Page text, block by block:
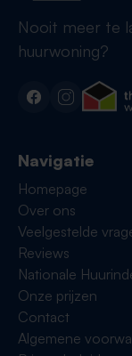
Nooit meer te
huurwoning?
Navigatie
Homepage
Over ons
Veelgestelde
Reviews
Nationale
Onze prijzen
Contact
Algemene